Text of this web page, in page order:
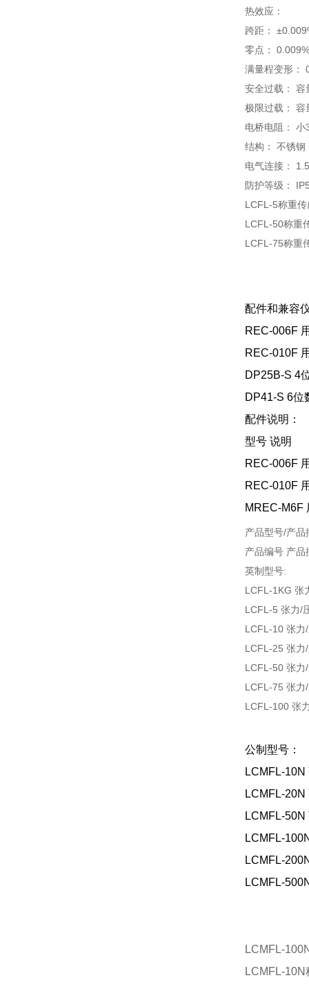
热效应：
跨距：
零点：
满量程变形：
安全过载： 容
极限过载： 容
电桥电阻： 小
结构： 不锈钢
电气连接：
防护等级：
LCFL-5称重
LCFL-50称重
LCFL-75称重
配件和兼容
REC-006F
REC-010F
DP25B-S 4
DP41-S 6位
配件说明：
型号 说明
REC-006F
REC-010F
MREC-M6F
产品型号/产品
产品编号 产品
英制型号:
LCFL-1KG 张
LCFL-5 张力/
LCFL-10 张力
LCFL-25 张力
LCFL-50 张力
LCFL-75 张力
LCFL-100 张
公制型号：
LCMFL-
LCMFL-
LCMFL-
LCMFL-
LCMFL-
LCMFL-
LCMFL-
LCMFL-